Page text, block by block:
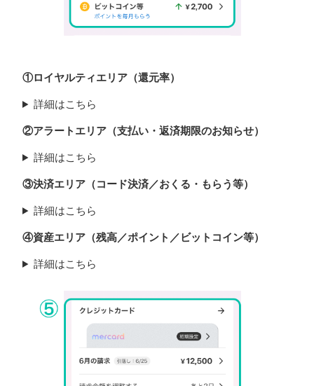
①ロイヤルティエリア（還元率）
詳細はこちら
②アラートエリア（支払い・返済期限のお知らせ）
詳細はこちら
③決済エリア（コード決済／おくる・もらう等）
詳細はこちら
④資産エリア（残高／ポイント／ビットコイン等）
詳細はこちら